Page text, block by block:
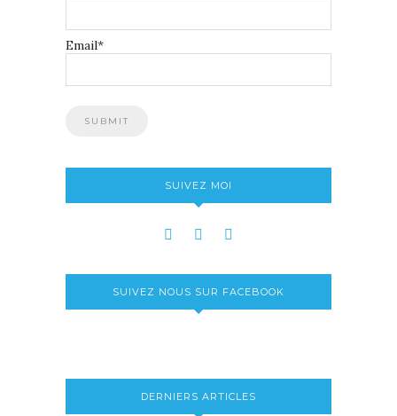
Email*
SUIVEZ MOI
SUIVEZ NOUS SUR FACEBOOK
DERNIERS ARTICLES